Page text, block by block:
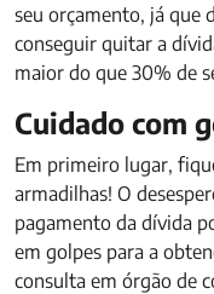
seu orçamento, já que
conseguir quitar a
maior do que 30% de
Cuidado com
Em primeiro lugar,
armadilhas! O
pagamento da dívida
em golpes para a
consulta em órgão de